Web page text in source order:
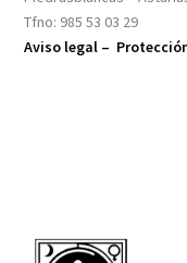
Tfno: 985 53 03 29
Aviso legal –